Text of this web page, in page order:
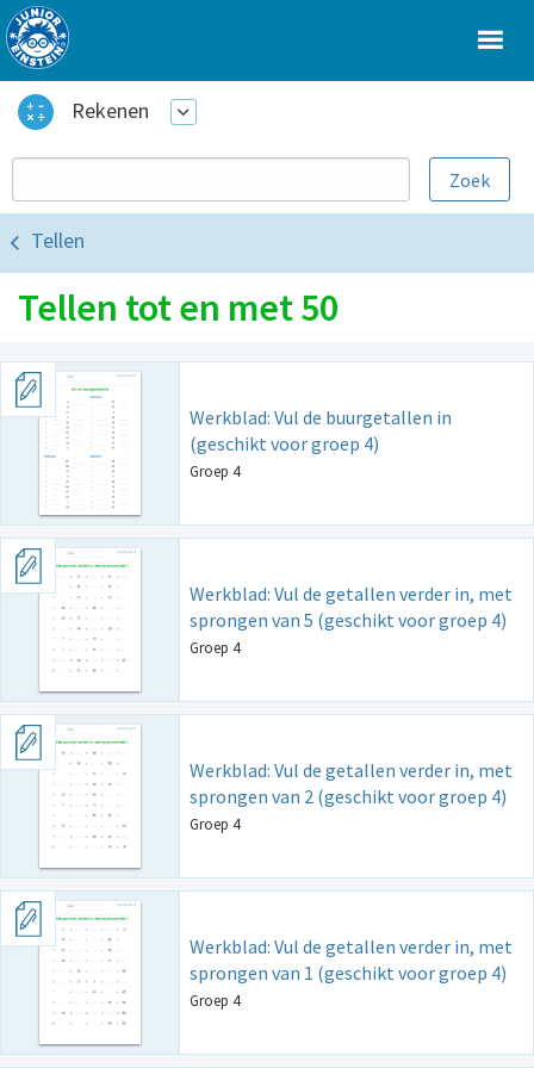
Rekenen
Tellen
Tellen tot en met 50
Werkblad: Vul de buurgetallen in
(geschikt voor groep 4)
Groep 4
Werkblad: Vul de getallen verder in, met
sprongen van 5 (geschikt voor groep 4)
Groep 4
Werkblad: Vul de getallen verder in, met
sprongen van 2 (geschikt voor groep 4)
Groep 4
Werkblad: Vul de getallen verder in, met
sprongen van 1 (geschikt voor groep 4)
Groep 4